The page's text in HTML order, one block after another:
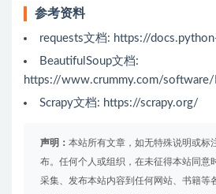
参考资料
requests文档: https://
BeautifulSoup文档:
https://www.crummy.com/
Scrapy文档: https://scrapy.org/
声明： 本站所有文章，如无特殊说明或标
布。任何个人或组织，在未征得本站同意
采集、发布本站内容到任何网站、书籍等